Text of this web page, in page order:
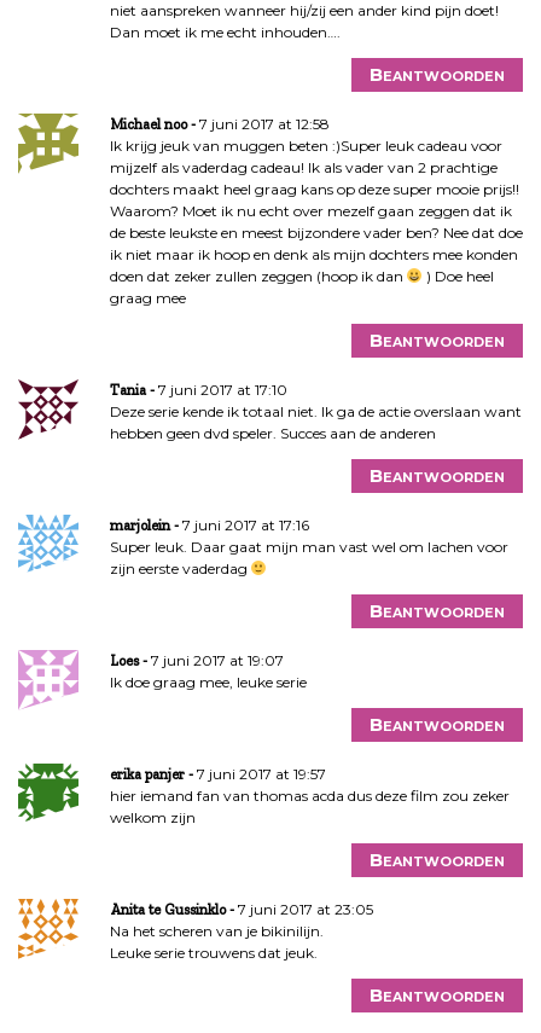
niet aanspreken wanneer hij/zij een ander kind pijn doet!
Dan moet ik me echt inhouden….
Beantwoorden
Michael noo
7 juni 2017 at 12:58
Ik krijg jeuk van muggen beten :)Super leuk cadeau voor
mijzelf als vaderdag cadeau! Ik als vader van 2 prachtige
dochters maakt heel graag kans op deze super mooie prijs!!
Waarom? Moet ik nu echt over mezelf gaan zeggen dat ik
de beste leukste en meest bijzondere vader ben? Nee dat doe
ik niet maar ik hoop en denk als mijn dochters mee konden
doen dat zeker zullen zeggen (hoop ik dan
) Doe heel
graag mee
Beantwoorden
Tania
7 juni 2017 at 17:10
Deze serie kende ik totaal niet. Ik ga de actie overslaan want
hebben geen dvd speler. Succes aan de anderen
Beantwoorden
marjolein
7 juni 2017 at 17:16
Super leuk. Daar gaat mijn man vast wel om lachen voor
zijn eerste vaderdag
Beantwoorden
Loes
7 juni 2017 at 19:07
Ik doe graag mee, leuke serie
Beantwoorden
erika panjer
7 juni 2017 at 19:57
hier iemand fan van thomas acda dus deze film zou zeker
welkom zijn
Beantwoorden
Anita te Gussinklo
7 juni 2017 at 23:05
Na het scheren van je bikinilijn.
Leuke serie trouwens dat jeuk.
Beantwoorden